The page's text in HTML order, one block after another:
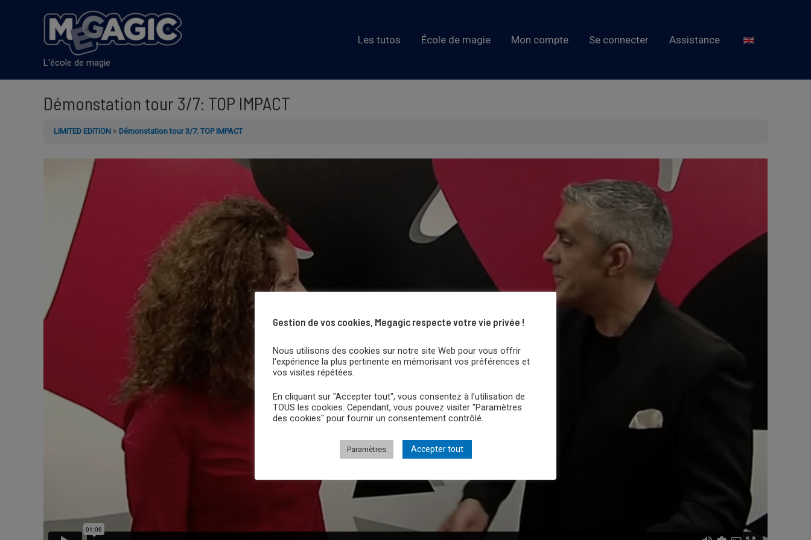
L'école de magie
Les tutos École de magie Mon compte Se connecter Assistance
Démonstation tour 3/7: TOP IMPACT
LIMITED EDITION Démonstation tour 3/7: TOP IMPACT
Gestion de vos cookies, Megagic respecte votre vie privée !
Nous utilisons des cookies sur notre site Web pour vous offrir
l'expérience la plus pertinente en mémorisant vos préférences et
vos visites répétées.
En cliquant sur "Accepter tout", vous consentez à l'utilisation de
TOUS les cookies. Cependant, vous pouvez visiter "Paramètres
des cookies" pour fournir un consentement contrôlé.
Paramètres Accepter tout